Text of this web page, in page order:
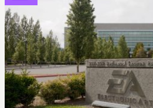
cher payé que le temps passé
apprendra aux petits malins
Gabe Newell aussi facilement.